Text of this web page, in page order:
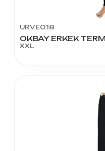
URVE018
OKBAY ERKEK
XXL